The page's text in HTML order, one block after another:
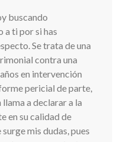
buscando
a ti por si has
Se trata de una
contra una
en intervención
pericial de parte,
a declarar a la
en su calidad de
mis dudas, pues